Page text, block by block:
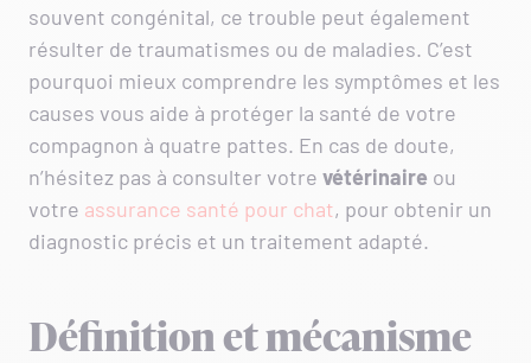
souvent congénital, ce trouble peut également
résulter de traumatismes ou de maladies. C’est
pourquoi mieux comprendre les symptômes et les
causes vous aide à protéger la santé de votre
compagnon à quatre pattes. En cas de doute,
n’hésitez pas à consulter votre vétérinaire ou
votre assurance santé pour chat, pour obtenir un
diagnostic précis et un traitement adapté.
Définition et mécanisme